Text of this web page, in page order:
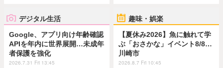
デジタル生活
Google、アプリ向け年齢確認
APIを年内に世界展開…未成年
者保護を強化
2026.7.31 Fri 13:45
趣味・娯楽
【夏休み2026】魚に触れて学
ぶ「おさかな」イベント8/8…
川崎市
2026.8.7 Fri 10:45